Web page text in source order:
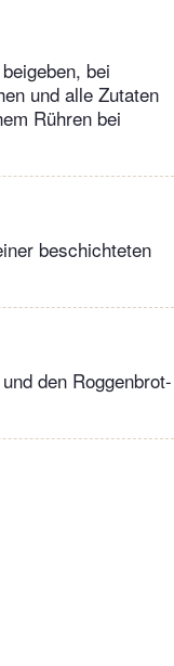
bei
und alle Zutaten
Rühren bei
beschichteten
den Roggenbrot-